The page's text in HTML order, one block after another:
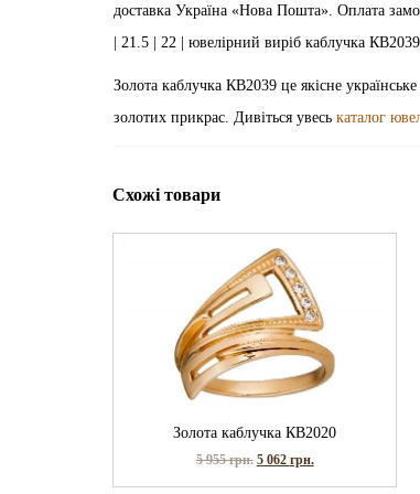
доставка Україна «Нова Пошта». Оплата
| 21.5 | 22 | ювелірний виріб каблучка
Золота каблучка КВ2039 це якісне
золотих прикрас. Дивіться увесь каталог
Схожі товари
Золота каблучка КВ2020
5 955грн. 5 062 грн.